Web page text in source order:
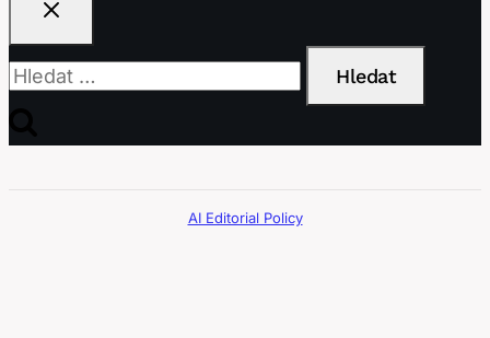
Vyhledávání
AI Editorial Policy